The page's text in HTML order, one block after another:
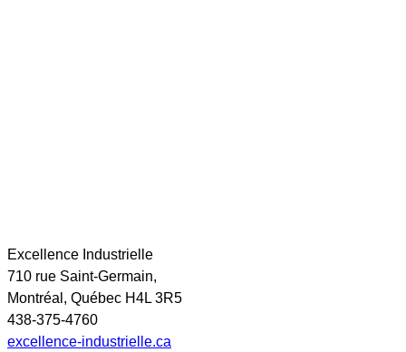
Excellence Industrielle
710 rue Saint-Germain,
Montréal, Québec H4L 3R5
438-375-4760
excellence-industrielle.ca